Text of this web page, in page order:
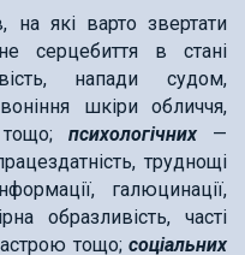
на які варто звертати
серцебиття в стані
напади судом,
шкіри обличчя,
тощо; психологічних—
труднощі
галюцинації,
образливість, часті
тощо; соціальних